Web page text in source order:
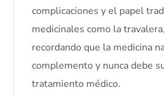
complicaciones y el papel
medicinales como la
recordando que la medicina
complemento y nunca debe
tratamiento médico.